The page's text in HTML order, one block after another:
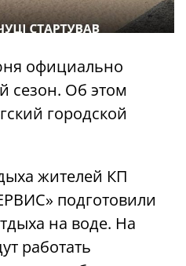
официально
сезон. Об этом
городской
жителей КП
подготовили
на воде. На
работать